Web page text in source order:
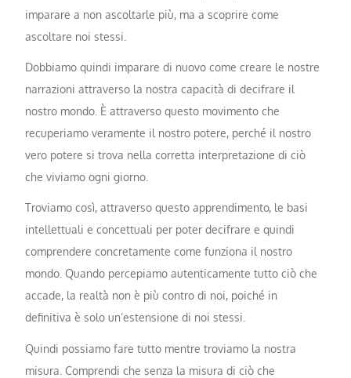
imparare a non ascoltarle più, ma a scoprire come
ascoltare noi stessi.
Dobbiamo quindi imparare di nuovo come creare le nostre
narrazioni attraverso la nostra capacità di decifrare il
nostro mondo. È attraverso questo movimento che
recuperiamo veramente il nostro potere, perché il nostro
vero potere si trova nella corretta interpretazione di ciò
che viviamo ogni giorno.
Troviamo così, attraverso questo apprendimento, le basi
intellettuali e concettuali per poter decifrare e quindi
comprendere concretamente come funziona il nostro
mondo. Quando percepiamo autenticamente tutto ciò che
accade, la realtà non è più contro di noi, poiché in
definitiva è solo un’estensione di noi stessi.
Quindi possiamo fare tutto mentre troviamo la nostra
misura. Comprendi che senza la misura di ciò che